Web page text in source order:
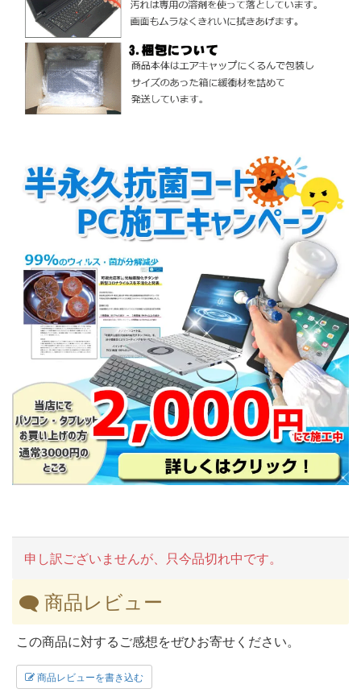
申し訳ございませんが、只今品切れ中です。
商品レビュー
この商品に対するご感想をぜひお寄せください。
商品レビューを書き込む